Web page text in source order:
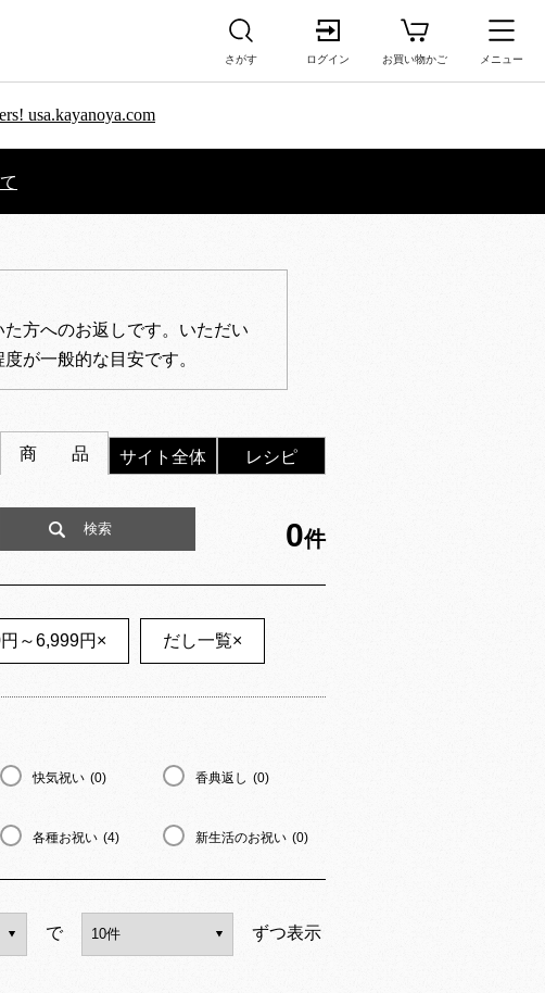
さがす ログイン お買い物かご メニュー
usa.kayanoya.com
方へのお返しです。いただい
が一般的な目安です。
商 品 サイト全体 レシピ
0件
～6,999円 × だし一覧×
快気祝い (0) 香典返し (0)
各種お祝い (4) 新生活のお祝い (0)
で ずつ表示